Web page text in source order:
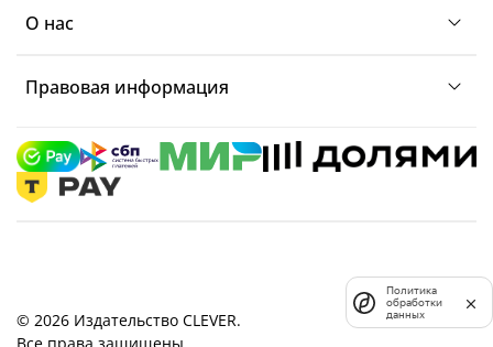
О нас
Правовая информация
© 2026 Издательство CLEVER.
Политика
обработки
данных